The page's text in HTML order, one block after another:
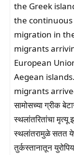
the Greek
the
migration in
migrants
European
Aegean
migrants
सामोसच्या ग्रीक
स्थलांतरितांचा मृत्यू
स्थलांतरामुळे सतत
तुर्कस्तानातून